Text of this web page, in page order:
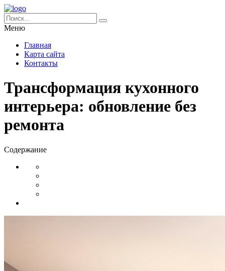
Меню
Главная
Карта сайта
Контакты
Трансформация кухонного
интерьера: обновление без
ремонта
Содержание